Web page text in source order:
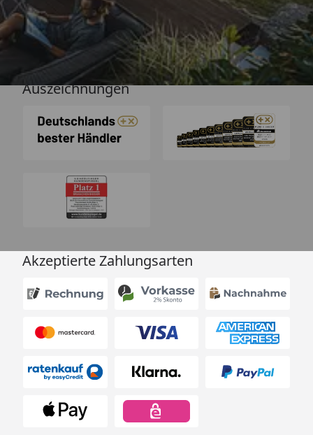
Versand
Auszeichnungen
Akzeptierte Zahlungsarten